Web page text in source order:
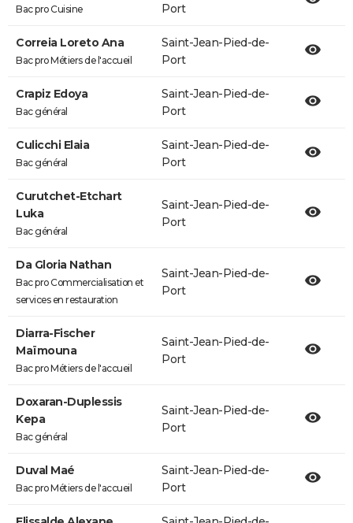
Bac pro Cuisine Port
Correia Loreto Ana
Bac pro Métiers de l'accueil
Saint-Jean-Pied-de-
Port
Crapiz Edoya
Bac général
Saint-Jean-Pied-de-
Port
Culicchi Elaia
Bac général
Saint-Jean-Pied-de-
Port
Curutchet-Etchart
Luka
Bac général
Saint-Jean-Pied-de-
Port
Da Gloria Nathan
Bac pro Commercialisation et
services en restauration
Saint-Jean-Pied-de-
Port
Diarra-Fischer
Maïmouna
Bac pro Métiers de l'accueil
Saint-Jean-Pied-de-
Port
Doxaran-Duplessis
Kepa
Bac général
Saint-Jean-Pied-de-
Port
Duval Maé
Bac pro Métiers de l'accueil
Saint-Jean-Pied-de-
Port